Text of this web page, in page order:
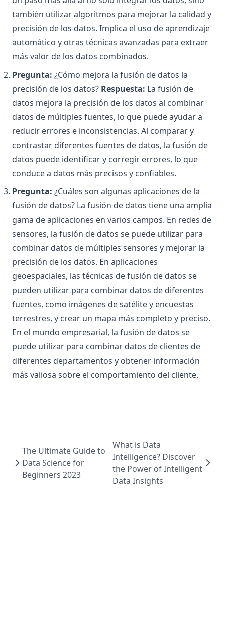
también utilizar algoritmos para mejorar la calidad y
precisión de los datos. Implica el uso de aprendizaje
automático y otras técnicas avanzadas para extraer
más valor de los datos combinados.
Pregunta: ¿Cómo mejora la fusión de datos la
precisión de los datos? Respuesta: La fusión de
datos mejora la precisión de los datos al combinar
datos de múltiples fuentes, lo que puede ayudar a
reducir errores e inconsistencias. Al comparar y
contrastar diferentes fuentes de datos, la fusión de
datos puede identificar y corregir errores, lo que
conduce a datos más precisos y confiables.
Pregunta: ¿Cuáles son algunas aplicaciones de la
fusión de datos? La fusión de datos tiene una amplia
gama de aplicaciones en varios campos. En redes de
sensores, la fusión de datos se puede utilizar para
combinar datos de múltiples sensores y mejorar la
precisión de los datos. En aplicaciones
geoespaciales, las técnicas de fusión de datos se
pueden utilizar para combinar datos de diferentes
fuentes, como imágenes de satélite y encuestas
terrestres, y crear un mapa más completo y preciso.
En el mundo empresarial, la fusión de datos se
puede utilizar para combinar datos de clientes de
diferentes departamentos y obtener información
más valiosa sobre el comportamiento del cliente.
The Ultimate Guide to
Data Science for
Beginners 2023
What is Data
Intelligence? Discover
the Power of Intelligent
Data Insights